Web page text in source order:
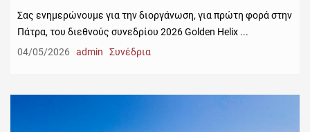
Σας ενημερώνουμε για την διοργάνωση, για πρώτη φορά στην
Πάτρα, του διεθνούς συνεδρίου 2026 Golden Helix ...
04/05/2026
admin Συνέδρια